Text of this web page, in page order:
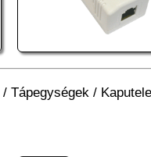
/ Tápegységek /